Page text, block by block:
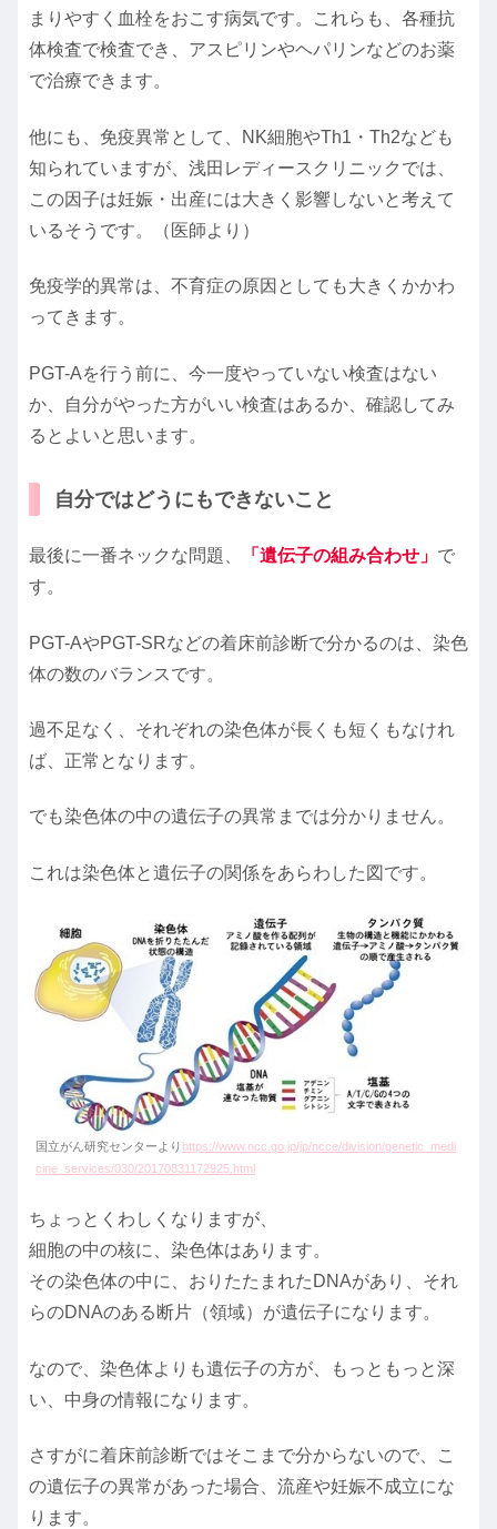
まりやすく血栓をおこす病気です。これらも、各種抗
体検査で検査でき、アスピリンやヘパリンなどのお薬
で治療できます。
他にも、免疫異常として、NK細胞やTh1・Th2なども
知られていますが、浅田レディースクリニックでは、
この因子は妊娠・出産には大きく影響しないと考えて
いるそうです。（医師より）
免疫学的異常は、不育症の原因としても大きくかかわ
ってきます。
PGT-Aを行う前に、今一度やっていない検査はない
か、自分がやった方がいい検査はあるか、確認してみ
るとよいと思います。
自分ではどうにもできないこと
最後に一番ネックな問題、 「遺伝子の組み合わせ」 で
す。
PGT-AやPGT-SRなどの着床前診断で分かるのは、染色
体の数のバランスです。
過不足なく、それぞれの染色体が長くも短くもなけれ
ば、正常となります。
でも染色体の中の遺伝子の異常までは分かりません。
これは染色体と遺伝子の関係をあらわした図です。
国立がん研究センターより https://www.ncc.go.jp/jp/ncce/division/genetic_medi
cine_services/030/20170831172925.html
ちょっとくわしくなりますが、
細胞の中の核に、染色体はあります。
その染色体の中に、おりたたまれたDNAがあり、それ
らのDNAのある断片（領域）が遺伝子になります。
なので、染色体よりも遺伝子の方が、もっともっと深
い、中身の情報になります。
さすがに着床前診断ではそこまで分からないので、こ
の遺伝子の異常があった場合、流産や妊娠不成立にな
ります。